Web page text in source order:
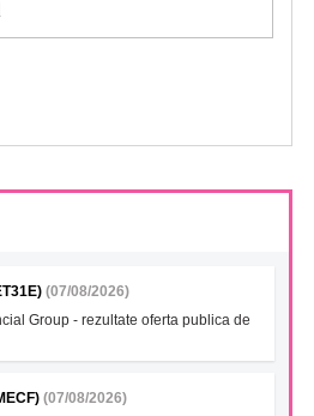
(07/08/2026)
Group - rezultate oferta publica de
(07/08/2026)